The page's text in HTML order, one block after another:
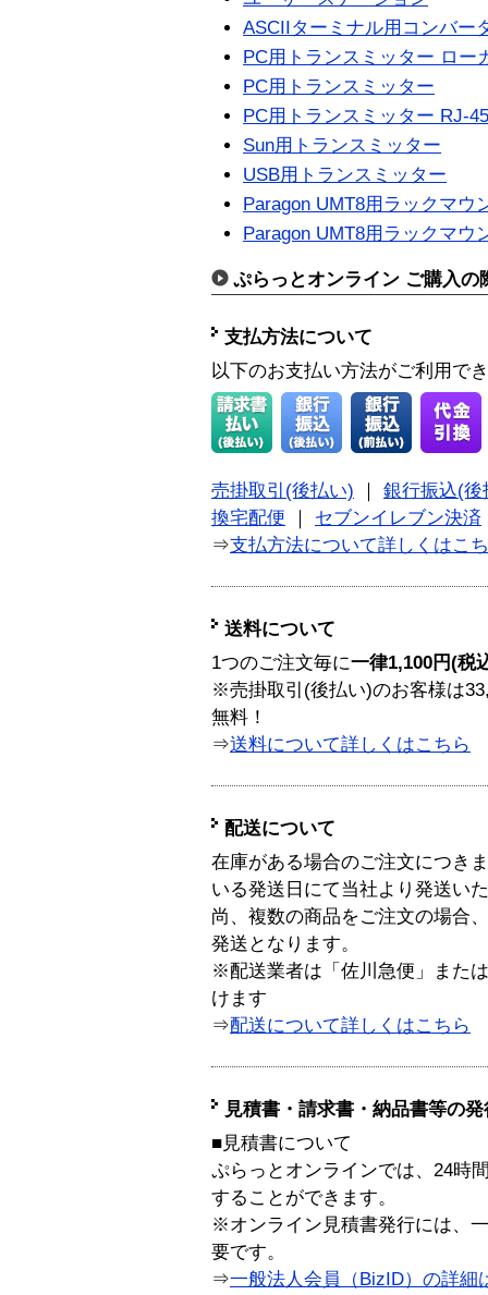
ASCIIターミナル用コンバー
PC用トランスミッター ロー
PC用トランスミッター
PC用トランスミッター RJ-
Sun用トランスミッター
USB用トランスミッター
Paragon UMT8用ラックマウ
Paragon UMT8用ラックマウ
ぷらっとオンライン ご購入の
支払方法について
以下のお支払い方法がご利用で
売掛取引(後払い) ｜ 銀行振込(後
換宅配便 ｜ セブンイレブン決済
⇒支払方法について詳しくはこ
送料について
1つのご注文毎に一律1,100円(税
※売掛取引(後払い)のお客様は
無料！
⇒送料について詳しくはこちら
配送について
在庫がある場合のご注文につき
いる発送日にて当社より発送い
尚、複数の商品をご注文の場合
発送となります。
※配送業者は「佐川急便」また
けます
⇒配送について詳しくはこちら
見積書・請求書・納品書等の
■見積書について
ぷらっとオンラインでは、24時
することができます。
※オンライン見積書発行には、
要です。
⇒一般法人会員（BizID）の詳細